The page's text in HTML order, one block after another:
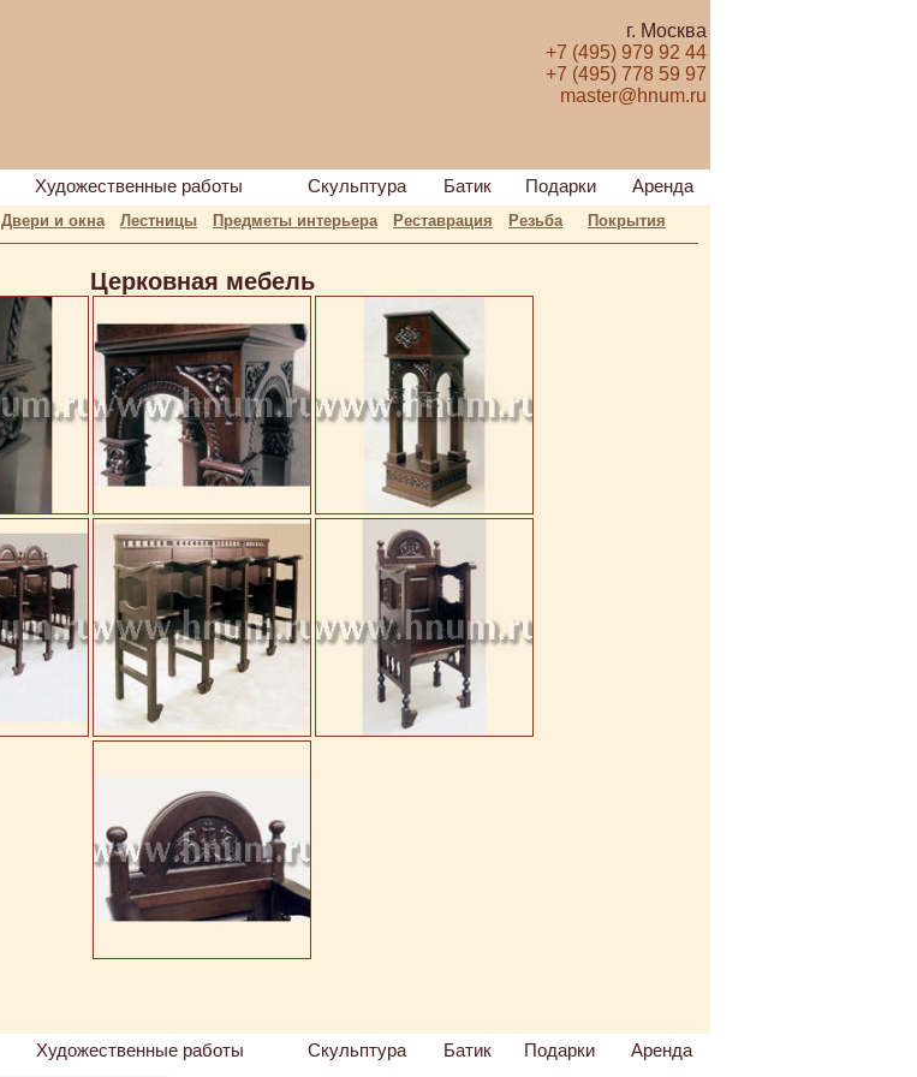
г. Москва
+7 (495) 979 92 44
+7 (495) 778 59 97
master@hnum.ru
Художественные работы Скульптура Батик Подарки Аренда
Двери и окна Лестницы Предметы интерьера Реставрация Резьба
Покрытия
Церковная мебель
Художественные работы Скульптура Батик Подарки Аренда